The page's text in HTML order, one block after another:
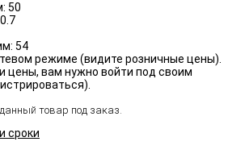
50
0.7
54
режиме (видите розничные цены).
цены, вам нужно войти под своим
товар под заказ.
сроки